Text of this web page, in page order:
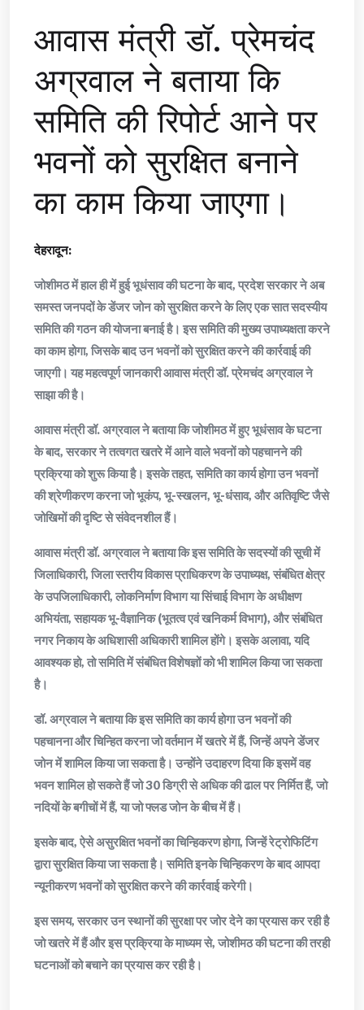
आवास मंत्री डॉ. प्रेमचंद
अग्रवाल ने बताया कि
समिति की रिपोर्ट आने पर
भवनों को सुरक्षित बनाने
का काम किया जाएगा।
देहरादून:
जोशीमठ में हाल ही में हुई भूधंसाव की घटना के बाद, प्रदेश सरकार ने अब
समस्त जनपदों के डेंजर जोन को सुरक्षित करने के लिए एक सात सदस्यीय
समिति की गठन की योजना बनाई है। इस समिति की मुख्य उपाध्यक्षता करने
का काम होगा, जिसके बाद उन भवनों को सुरक्षित करने की कार्रवाई की
जाएगी। यह महत्वपूर्ण जानकारी आवास मंत्री डॉ. प्रेमचंद अग्रवाल ने
साझा की है।
आवास मंत्री डॉ. अग्रवाल ने बताया कि जोशीमठ में हुए भूधंसाव के घटना
के बाद, सरकार ने तत्वगत खतरे में आने वाले भवनों को पहचानने की
प्रक्रिया को शुरू किया है। इसके तहत, समिति का कार्य होगा उन भवनों
की श्रेणीकरण करना जो भूकंप, भू-स्खलन, भू-धंसाव, और अतिवृष्टि जैसे
जोखिमों की दृष्टि से संवेदनशील हैं।
आवास मंत्री डॉ. अग्रवाल ने बताया कि इस समिति के सदस्यों की सूची में
जिलाधिकारी, जिला स्तरीय विकास प्राधिकरण के उपाध्यक्ष, संबंधित क्षेत्र
के उपजिलाधिकारी, लोकनिर्माण विभाग या सिंचाई विभाग के अधीक्षण
अभियंता, सहायक भू-वैज्ञानिक (भूतत्व एवं खनिकर्म विभाग), और संबंधित
नगर निकाय के अधिशासी अधिकारी शामिल होंगे। इसके अलावा, यदि
आवश्यक हो, तो समिति में संबंधित विशेषज्ञों को भी शामिल किया जा सकता
है।
डॉ. अग्रवाल ने बताया कि इस समिति का कार्य होगा उन भवनों की
पहचानना और चिन्हित करना जो वर्तमान में खतरे में हैं, जिन्हें अपने डेंजर
जोन में शामिल किया जा सकता है। उन्होंने उदाहरण दिया कि इसमें वह
भवन शामिल हो सकते हैं जो 30 डिग्री से अधिक की ढाल पर निर्मित हैं, जो
नदियों के बगीचों में हैं, या जो फ्लड जोन के बीच में हैं।
इसके बाद, ऐसे असुरक्षित भवनों का चिन्हिकरण होगा, जिन्हें रेट्रोफिटिंग
द्वारा सुरक्षित किया जा सकता है। समिति इनके चिन्हिकरण के बाद आपदा
न्यूनीकरण भवनों को सुरक्षित करने की कार्रवाई करेगी।
इस समय, सरकार उन स्थानों की सुरक्षा पर जोर देने का प्रयास कर रही है
जो खतरे में हैं और इस प्रक्रिया के माध्यम से, जोशीमठ की घटना की तरही
घटनाओं को बचाने का प्रयास कर रही है।